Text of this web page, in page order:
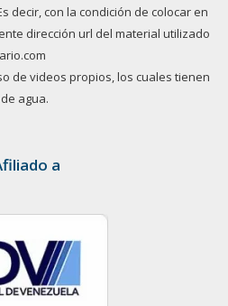
decir, con la condición de colocar en
dirección url del material utilizado
de videos propios, los cuales tienen
agua.
a